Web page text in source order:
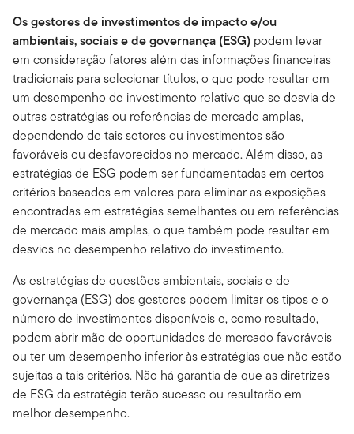
Os gestores de investimentos de impacto e/ou
ambientais, sociais e de governança (ESG) podem levar
em consideração fatores além das informações financeiras
tradicionais para selecionar títulos, o que pode resultar em
um desempenho de investimento relativo que se desvia de
outras estratégias ou referências de mercado amplas,
dependendo de tais setores ou investimentos são
favoráveis ou desfavorecidos no mercado. Além disso, as
estratégias de ESG podem ser fundamentadas em certos
critérios baseados em valores para eliminar as exposições
encontradas em estratégias semelhantes ou em referências
de mercado mais amplas, o que também pode resultar em
desvios no desempenho relativo do investimento.
As estratégias de questões ambientais, sociais e de
governança (ESG) dos gestores podem limitar os tipos e o
número de investimentos disponíveis e, como resultado,
podem abrir mão de oportunidades de mercado favoráveis
ou ter um desempenho inferior às estratégias que não estão
sujeitas a tais critérios. Não há garantia de que as diretrizes
de ESG da estratégia terão sucesso ou resultarão em
melhor desempenho.